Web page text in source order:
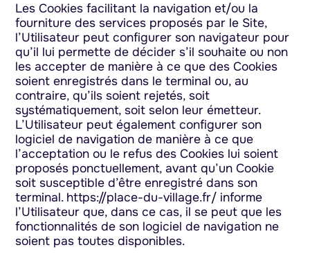
Les Cookies facilitant la navigation et/ou la
fourniture des services proposés par le Site,
l’Utilisateur peut configurer son navigateur pour
qu’il lui permette de décider s’il souhaite ou non
les accepter de manière à ce que des Cookies
soient enregistrés dans le terminal ou, au
contraire, qu’ils soient rejetés, soit
systématiquement, soit selon leur émetteur.
L’Utilisateur peut également configurer son
logiciel de navigation de manière à ce que
l’acceptation ou le refus des Cookies lui soient
proposés ponctuellement, avant qu’un Cookie
soit susceptible d’être enregistré dans son
terminal. https://place-du-village.fr/ informe
l’Utilisateur que, dans ce cas, il se peut que les
fonctionnalités de son logiciel de navigation ne
soient pas toutes disponibles.